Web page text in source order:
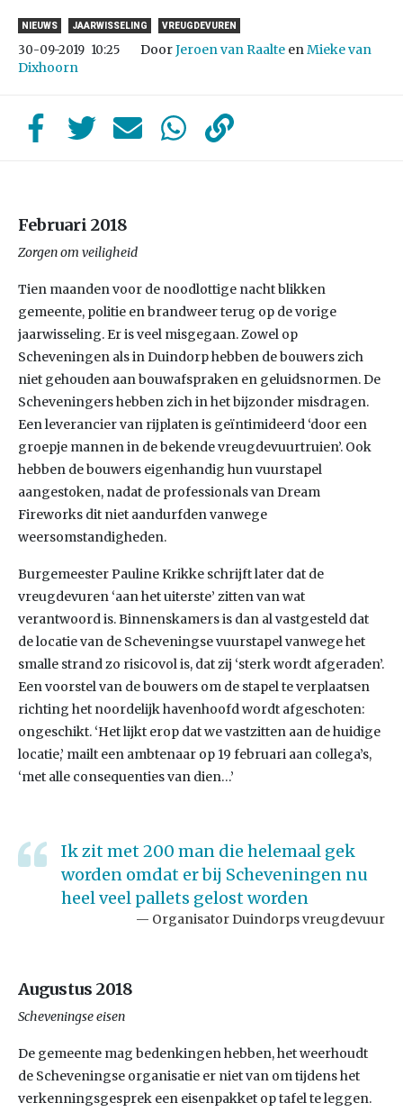
NIEUWS JAARWISSELING VREUGDEVUREN
30-09-2019 10:25 DoorJeroen van Raalte enMieke van
Dixhoorn
Februari 2018
Zorgen om veiligheid
Tien maanden voor de noodlottige nacht blikken
gemeente, politie en brandweer terug op de vorige
jaarwisseling. Er is veel misgegaan. Zowel op
Scheveningen als in Duindorp hebben de bouwers zich
niet gehouden aan bouwafspraken en geluidsnormen. De
Scheveningers hebben zich in het bijzonder misdragen.
Een leverancier van rijplaten is geïntimideerd ‘door een
groepje mannen in de bekende vreugdevuurtruien’. Ook
hebben de bouwers eigenhandig hun vuurstapel
aangestoken, nadat de professionals van Dream
Fireworks dit niet aandurfden vanwege
weersomstandigheden.
Burgemeester Pauline Krikke schrijft later dat de
vreugdevuren ‘aan het uiterste’ zitten van wat
verantwoord is. Binnenskamers is dan al vastgesteld dat
de locatie van de Scheveningse vuurstapel vanwege het
smalle strand zo risicovol is, dat zij ‘sterk wordt afgeraden’.
Een voorstel van de bouwers om de stapel te verplaatsen
richting het noordelijk havenhoofd wordt afgeschoten:
ongeschikt. ‘Het lijkt erop dat we vastzitten aan de huidige
locatie,’ mailt een ambtenaar op 19 februari aan collega’s,
‘met alle consequenties van dien…’
Ik zit met 200 man die helemaal gek
worden omdat er bij Scheveningen nu
heel veel pallets gelost worden
Organisator Duindorps vreugdevuur
Augustus 2018
Scheveningse eisen
De gemeente mag bedenkingen hebben, het weerhoudt
de Scheveningse organisatie er niet van om tijdens het
verkenningsgesprek een eisenpakket op tafel te leggen.